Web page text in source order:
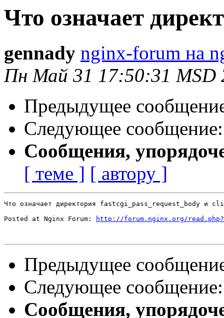
Что означает
gennady nginx-forum на
Пн Май 31 17:50:31 MSD
Предыдущее
Следующее
Сообщения,
[ теме ] [ автору ]
Что означает директория fastcgi_pass_request_body и
Posted at Nginx Forum:
http://forum.nginx.org/
Предыдущее
Следующее
Сообщения,